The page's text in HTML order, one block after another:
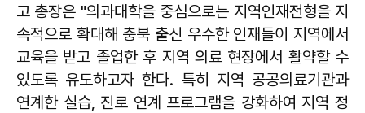
고 총장은 "의과대학을 중심으로는 지역인재전형을 지
속적으로 확대해 충북 출신 우수한 인재들이 지역에서
교육을 받고 졸업한 후 지역 의료 현장에서 활약할 수
있도록 유도하고자 한다. 특히 지역 공공의료기관과
연계한 실습, 진로 연계 프로그램을 강화하여 지역 정